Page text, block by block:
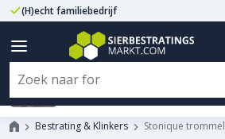
(H)echt familiebedrijf
Bestrating & Klinkers Stonique
Stonique trommel
Grijs/Zwart